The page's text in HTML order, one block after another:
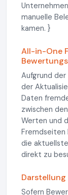
manuelle
kamen. }
All-in-One
Aufgrund
der
Daten
zwischen
Werten und
Fremdseiten
die
direkt zu
Sofern